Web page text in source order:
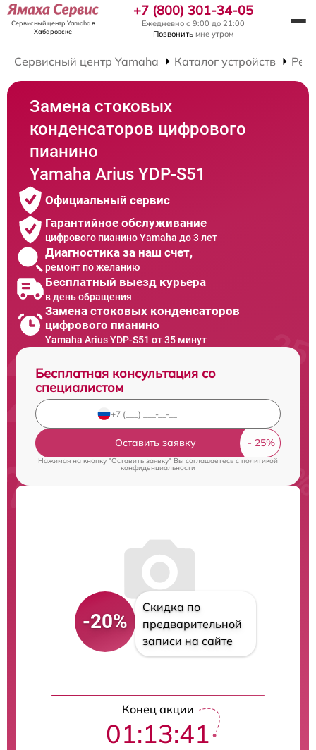
Сервисный центр Yamahaв
Хабаровске
+7 (800) 301-34-05
Ежедневно с 9:00 до 21:00
Позвонить мне утром
Сервисный центр Yamaha Каталог устройств
Замена стоковых
конденсаторов цифрового
пианино
Yamaha Arius YDP-S51
Официальный сервис
Гарантийное обслуживание
цифрового пианино Yamaha до 3 лет
Диагностика за наш счет,
ремонт по желанию
Бесплатный выезд курьера
в день обращения
Замена стоковых конденсаторов
цифрового пианино
Yamaha Arius YDP-S51 от 35 минут
Бесплатная консультация со
специалистом
Оставить заявку
Нажимая на кнопку "Оставить заявку" Вы соглашаетесь cполитикой
конфиденциальности
-20%
Скидка по
предварительной
записи на сайте
Конец акции
01:13:39